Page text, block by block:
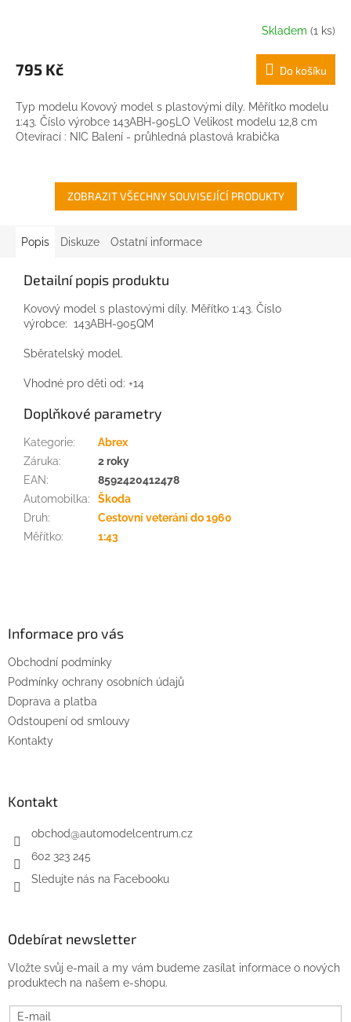
Skladem (1 ks)
795 Kč Do košíku
Typ modelu Kovový model s plastovými díly. Měřítko modelu
1:43. Číslo výrobce 143ABH-905LO Velikost modelu 12,8 cm
Otevírací : NIC Balení - průhledná plastová krabička
ZOBRAZIT VŠECHNY SOUVISEJÍCÍ PRODUKTY
Popis Diskuze Ostatní informace
Detailní popis produktu
Kovový model s plastovými díly. Měřítko 1:43. Číslo
výrobce: 143ABH-905QM
Sběratelský model.
Vhodné pro děti od: +14
Doplňkové parametry
Kategorie:
Abrex
Záruka:
2 roky
EAN:
8592420412478
Automobilka:
Škoda
Druh:
Cestovní veteráni do 1960
Měřítko: 1:43
Informace pro vás
Obchodní podmínky
Podmínky ochrany osobních údajů
Doprava a platba
Odstoupení od smlouvy
Kontakty
Kontakt
obchod@automodelcentrum.cz
602 323 245
Sledujte nás na Facebooku
Odebírat newsletter
Vložte svůj e-mail a my vám budeme zasílat informace o nových
produktech na našem e-shopu.
E-mail